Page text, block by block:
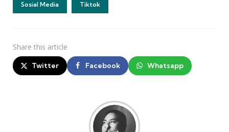
Sosial Media Tiktok
Share this article
Twitter Facebook Whatsapp